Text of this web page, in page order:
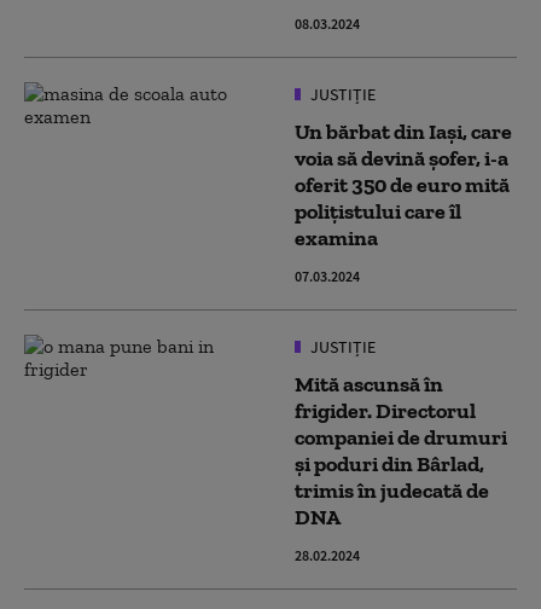
08.03.2024
JUSTIȚIE
Un bărbat din Iași, care
voia să devină șofer, i-a
oferit 350 de euro mită
polițistului care îl
examina
07.03.2024
JUSTIȚIE
Mită ascunsă în
frigider. Directorul
companiei de drumuri
și poduri din Bârlad,
trimis în judecată de
DNA
28.02.2024